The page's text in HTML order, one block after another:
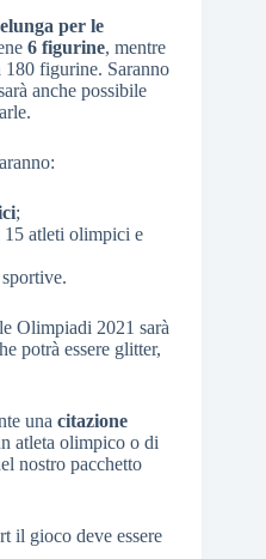
per le
6 figurine, mentre
180 figurine. Saranno
anche possibile
;
15 atleti olimpici e
sportive.
Olimpiadi 2021 sarà
potrà essere glitter,
una citazione
atleta olimpico o di
nostro pacchetto
il gioco deve essere